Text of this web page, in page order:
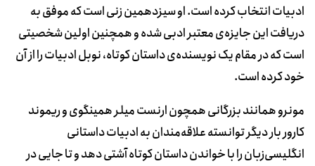
ادبیات انتخاب کرده است. او سیزدهمین زنی است که موفق به
دریافت این جایزه‌ی معتبر ادبی شده و همچنین اولین شخصیتی
است که در مقام یک نویسنده‌ی داستان کوتاه، نوبل ادبیات را از آن
خود کرده است.
مونرو همانند بزرگانی همچون ارنست میلر همینگوی و ریموند
کارور بار دیگر توانسته علاقه‌مندان به ادبیات داستانی
انگلیسی‌زبان را با خواندن داستان کوتاه آشتی دهد و تا جایی در